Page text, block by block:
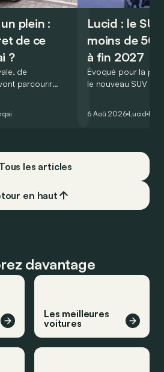
plein :
de ce
?
de
parcourir
possible de
Lucid : le
moins de
à fin 2027
Évoqué pour la
le nouveau SUV
l’année 2026.
6 Aoû 2026 Lucid
Tous les articles
en haut
davantage
Les meilleures
voitures